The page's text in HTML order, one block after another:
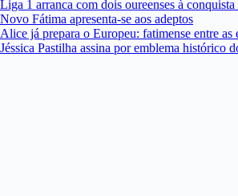
Liga 1 arranca com dois oureenses à
Novo Fátima apresenta-se aos adeptos
Alice já prepara o Europeu: fatimense entre as
Jéssica Pastilha assina por emblema histórico